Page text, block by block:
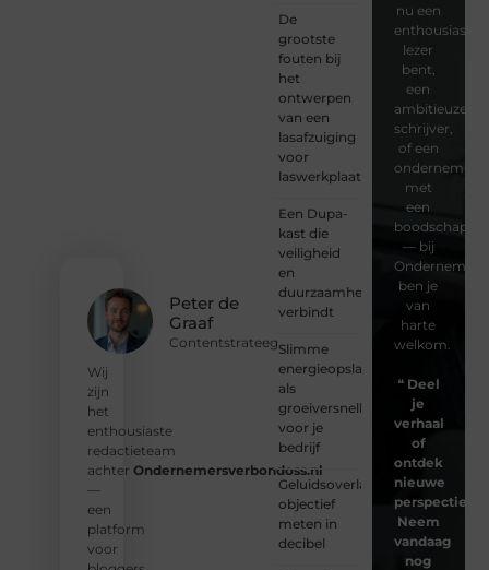
Peter de
Graaf
Contentstrateeg
Wij
zijn
het
enthousiaste
redactieteam
achter Ondernemersverbondoss.nl
—
een
platform
voor
De
grootste
fouten bij
het
ontwerpen
van een
lasafzuiging
voor
laswerkplaatsen
Een Dupa-
kast die
veiligheid
en
duurzaamheid
verbindt
Slimme
energieopslag
als
groeiversneller
voor je
bedrijf
Geluidsoverlast
objectief
meten in
decibel
nu een
enthousiaste
lezer
bent,
een
ambitieuze
schrijver,
of een
ondernemer
met
een
boodschap
— bij
ben je
van
harte
welkom.
❝ Deel
je
verhaal
of
ontdek
nieuwe
Neem
vandaag
nog